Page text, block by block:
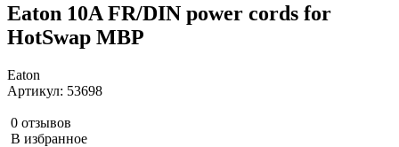
Eaton 10A FR/DIN power cords for
HotSwap MBP
Eaton
Артикул: 53698
0 отзывов
В избранное